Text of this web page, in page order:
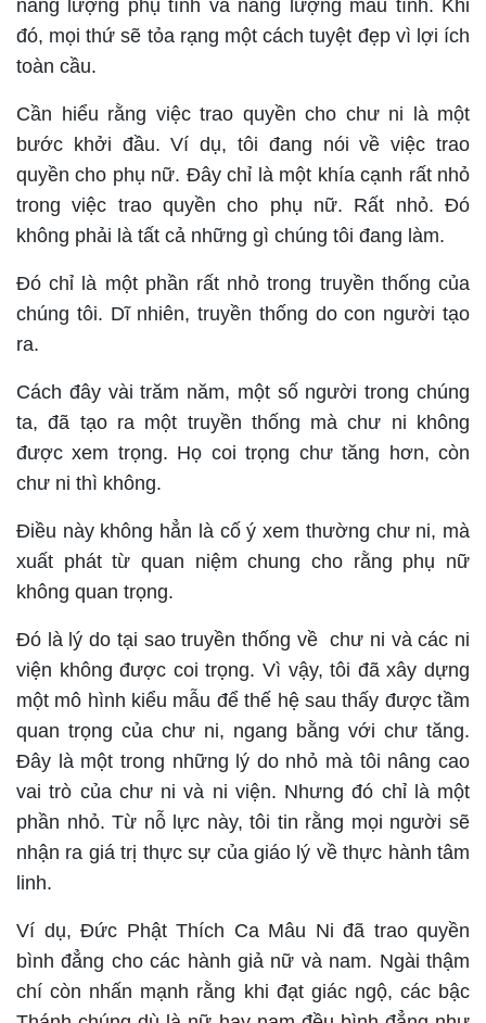
năng lượng phụ tính và năng lượng mẫu tính. Khi
đó, mọi thứ sẽ tỏa rạng một cách tuyệt đẹp vì lợi ích
toàn cầu.
Cần hiểu rằng việc trao quyền cho chư ni là một
bước khởi đầu. Ví dụ, tôi đang nói về việc trao
quyền cho phụ nữ. Đây chỉ là một khía cạnh rất nhỏ
trong việc trao quyền cho phụ nữ. Rất nhỏ. Đó
không phải là tất cả những gì chúng tôi đang làm.
Đó chỉ là một phần rất nhỏ trong truyền thống của
chúng tôi. Dĩ nhiên, truyền thống do con người tạo
ra.
Cách đây vài trăm năm, một số người trong chúng
ta, đã tạo ra một truyền thống mà chư ni không
được xem trọng. Họ coi trọng chư tăng hơn, còn
chư ni thì không.
Điều này không hẳn là cố ý xem thường chư ni, mà
xuất phát từ quan niệm chung cho rằng phụ nữ
không quan trọng.
Đó là lý do tại sao truyền thống về chư ni và các ni
viện không được coi trọng. Vì vậy, tôi đã xây dựng
một mô hình kiểu mẫu để thế hệ sau thấy được tầm
quan trọng của chư ni, ngang bằng với chư tăng.
Đây là một trong những lý do nhỏ mà tôi nâng cao
vai trò của chư ni và ni viện. Nhưng đó chỉ là một
phần nhỏ. Từ nỗ lực này, tôi tin rằng mọi người sẽ
nhận ra giá trị thực sự của giáo lý về thực hành tâm
linh.
Ví dụ, Đức Phật Thích Ca Mâu Ni đã trao quyền
bình đẳng cho các hành giả nữ và nam. Ngài thậm
chí còn nhấn mạnh rằng khi đạt giác ngộ, các bậc